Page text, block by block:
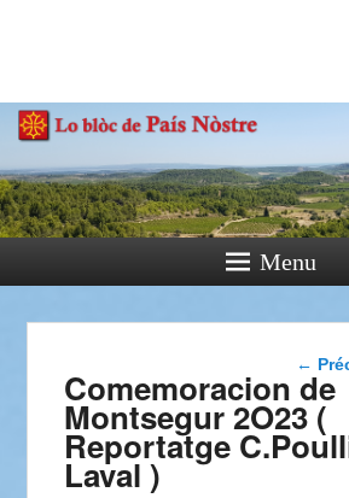
Menu
←
Comemoracion de
Montsegur 2O23 (
Reportatge
Laval )